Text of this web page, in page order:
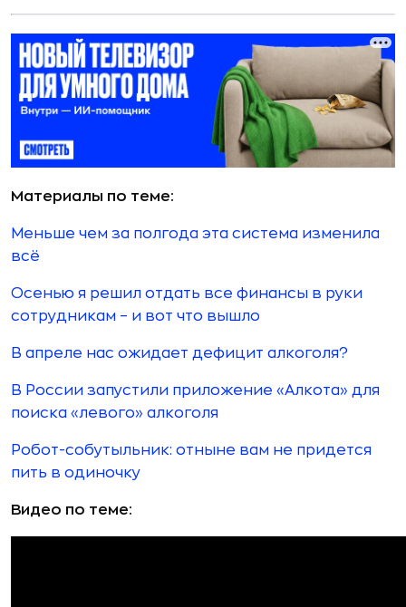
Материалы по теме:
Меньше чем за полгода эта система изменила
всё
Осенью я решил отдать все финансы в руки
сотрудникам – и вот что вышло
В апреле нас ожидает дефицит алкоголя?
В России запустили приложение «Алкота» для
поиска «левого» алкоголя
Робот-собутыльник: отныне вам не придется
пить в одиночку
Видео по теме: